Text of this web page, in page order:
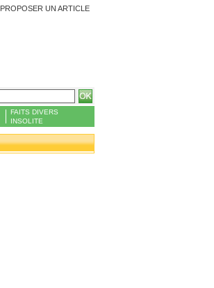
PROPOSER UN ARTICLE
FAITS DIVERS
INSOLITE